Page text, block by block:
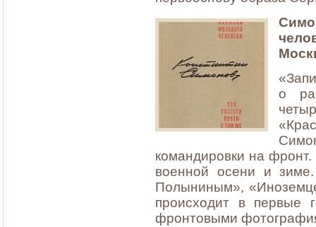
о
командировки на
военной осени и
Полыниным»,
происходит в первые
фронтовыми